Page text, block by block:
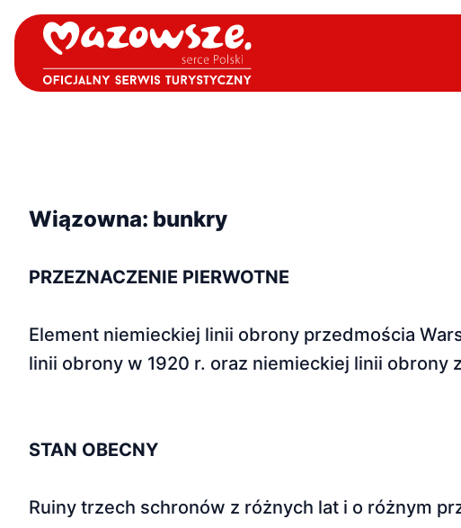
Wiązowna: bunkry
PRZEZNACZENIE PIERWOTNE
Element niemieckiej linii obrony przedmościa
linii obrony w 1920 r. oraz niemieckiej linii obrony
STAN OBECNY
Ruiny trzech schronów z różnych lat i o różnym